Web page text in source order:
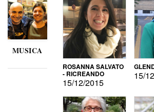
MUSICA
ROSANNA SALVATO
- RICREANDO
15/12/2015
15/